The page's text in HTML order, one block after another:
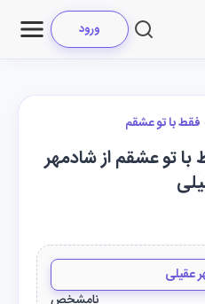
ورود
فقط با تو عشقم
با تو عشقم از شادمهر
عقیلی